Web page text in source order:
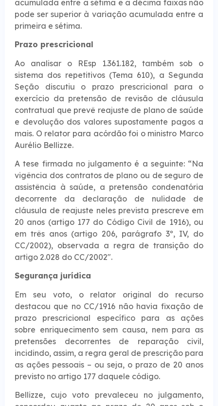
acumulada entre a sétima e a décima faixas não
pode ser superior à variação acumulada entre a
primeira e sétima.
Prazo prescr​​icional
Ao analisar o REsp 1.361.182, também sob o
sistema dos repetitivos (Tema 610), a Segunda
Seção discutiu o prazo prescricional para o
exercício da pretensão de revisão de cláusula
contratual que prevê reajuste de plano de saúde
e devolução dos valores supostamente pagos a
mais. O relator para acórdão foi o ministro Marco
Aurélio Bellizze.
A tese firmada no julgamento é a seguinte: “Na
vigência dos contratos de plano ou de seguro de
assistência à saúde, a pretensão condenatória
decorrente da declaração de nulidade de
cláusula de reajuste neles prevista prescreve em
20 anos (artigo 177 do Código Civil de 1916), ou
em três anos (artigo 206, parágrafo 3º, IV, do
CC/2002), observada a regra de transição do
artigo 2.028 do CC/2002″.
Segurança jurídi​​ca
Em seu voto, o relator original do recurso
destacou que no CC/1916 não havia fixação de
prazo prescricional específico para as ações
sobre enriquecimento sem causa, nem para as
pretensões decorrentes de reparação civil,
incidindo, assim, a regra geral de prescrição para
as ações pessoais – ou seja, o prazo de 20 anos
previsto no artigo 177 daquele código.
Bellizze, cujo voto prevaleceu no julgamento,